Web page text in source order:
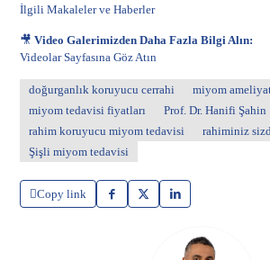
İlgili Makaleler ve Haberler
🎥Video Galerimizden Daha Fazla Bilgi Alın:
Videolar Sayfasına Göz Atın
doğurganlık koruyucu cerrahi
miyom
miyom tedavisi fiyatları
Prof. Dr. Hanifi Şahin
rahim koruyucu miyom tedavisi
rahiminiz
Şişli miyom tedavisi
Copy link